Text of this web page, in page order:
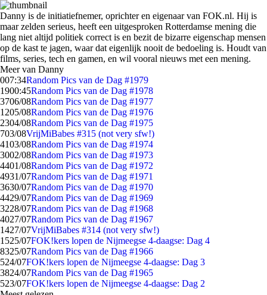
Danny is de initiatiefnemer, oprichter en eigenaar van FOK.nl. Hij is
maar zelden serieus, heeft een uitgesproken Rotterdamse mening die
lang niet altijd politiek correct is en bezit de bizarre eigenschap mensen
op de kast te jagen, waar dat eigenlijk nooit de bedoeling is. Houdt van
films, series, tech en gamen, en wil vooral nieuws met een mening.
Meer van Danny
007:34Random Pics van de Dag #1979
1900:45Random Pics van de Dag #1978
3706/08Random Pics van de Dag #1977
1205/08Random Pics van de Dag #1976
2304/08Random Pics van de Dag #1975
703/08VrijMiBabes #315 (not very sfw!)
4103/08Random Pics van de Dag #1974
3002/08Random Pics van de Dag #1973
4401/08Random Pics van de Dag #1972
4931/07Random Pics van de Dag #1971
3630/07Random Pics van de Dag #1970
4429/07Random Pics van de Dag #1969
3228/07Random Pics van de Dag #1968
4027/07Random Pics van de Dag #1967
1427/07VrijMiBabes #314 (not very sfw!)
1525/07FOK!kers lopen de Nijmeegse 4-daagse: Dag 4
8325/07Random Pics van de Dag #1966
524/07FOK!kers lopen de Nijmeegse 4-daagse: Dag 3
3824/07Random Pics van de Dag #1965
523/07FOK!kers lopen de Nijmeegse 4-daagse: Dag 2